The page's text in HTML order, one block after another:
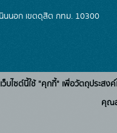
นนอก เขตดุสิต กทม. 10300
เว็บไซต์นี้ใช้ "คุกกี้" เพื่อวัตถุประส
คุณ